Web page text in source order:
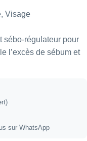
, Visage
sébo-régulateur pour
l’excès de sébum et
sur WhatsApp